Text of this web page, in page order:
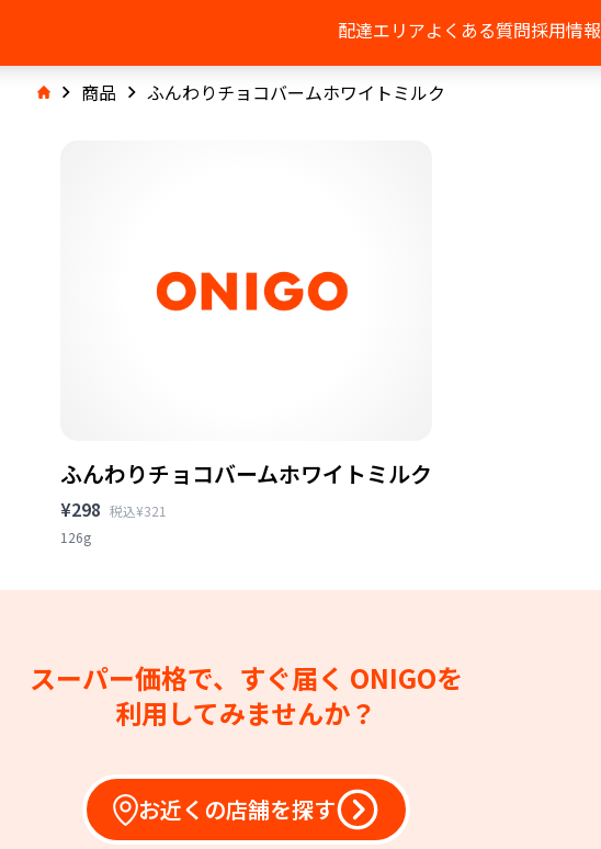
配達エリアよくある質問採用情報
商品 ふんわりチョコバームホワイトミルク
ふんわりチョコバームホワイトミルク
¥298 税込¥321
126g
スーパー価格で、すぐ届く ONIGOを
利用してみませんか？
お近くの店舗を探す